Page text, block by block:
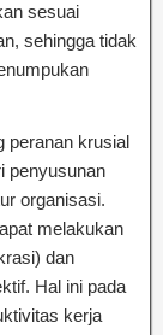
sesuai
sehingga tidak
peranan krusial
penyusunan
organisasi.
melakukan
dan
Hal ini pada
kerja